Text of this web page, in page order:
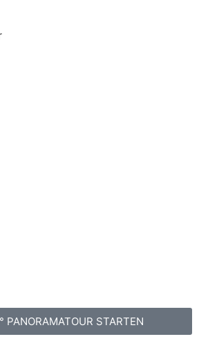
PANORAMATOUR STARTEN